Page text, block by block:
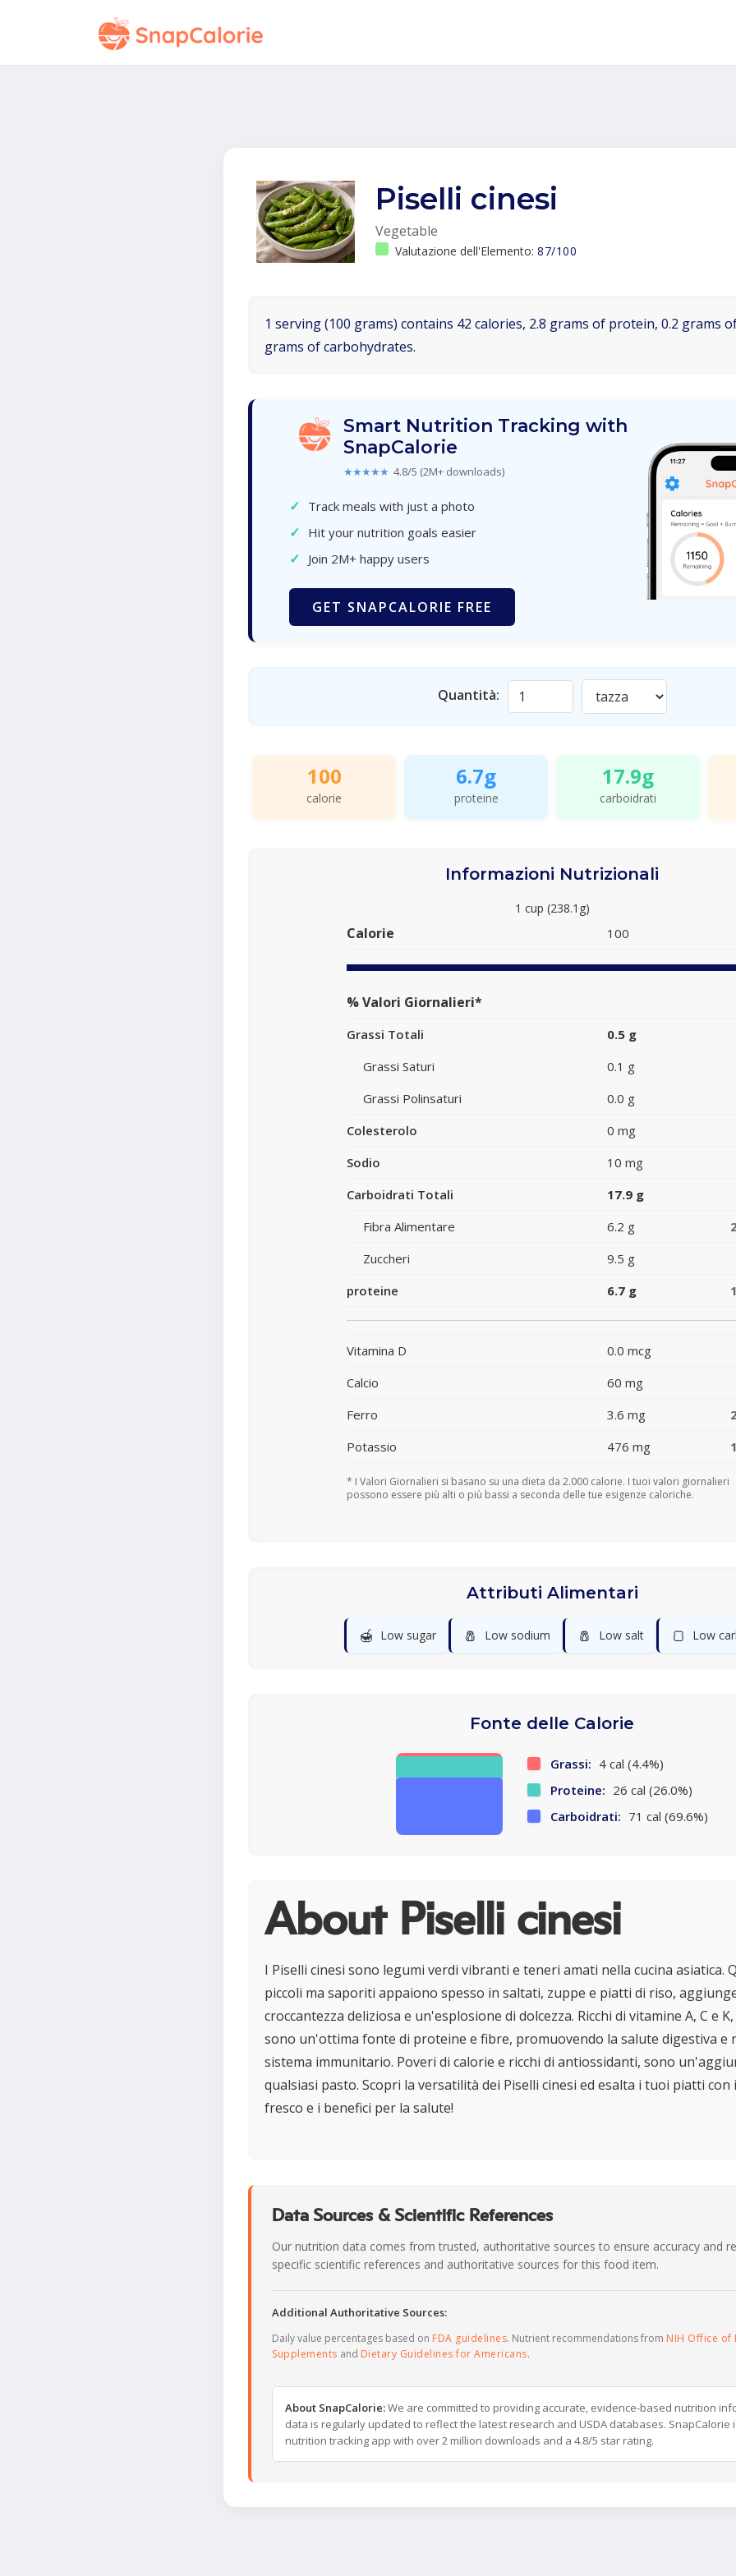
Piselli cinesi
Vegetable
Valutazione dell'Elemento: 87/100
1 serving (100 grams) contains 42 calories, 2.8 grams of protein, 0.2 grams
grams of carbohydrates.
Smart Nutrition Tracking with
SnapCalorie
★★★★★ 4.8/5 (2M+ downloads)
✓ Track meals with just a photo
✓ Hit your nutrition goals easier
✓ Join 2M+ happy users
GET SNAPCALORIE FREE
Quantità:
100
calorie
6.7g
proteine
17.9g
carboidrati
Informazioni Nutrizionali
1 cup (238.1g)
Calorie 100
% Valori Giornalieri*
Grassi Totali
0.5 g
Grassi Saturi
0.1 g
Grassi Polinsaturi
0.0 g
Colesterolo
0 mg
Sodio
10 mg
Carboidrati Totali
17.9 g
Fibra Alimentare
6.2 g
Zuccheri
9.5 g
proteine
6.7 g
Vitamina D
0.0 mcg
Calcio
60 mg
Ferro
3.6 mg
Potassio
476 mg
* I Valori Giornalieri si basano su una dieta da 2.000 calorie. I tuoi valori giornalieri
possono essere più alti o più bassi a seconda delle tue esigenze caloriche.
Attributi Alimentari
🍯 Low sugar 🧂 Low sodium 🧂 Low salt 🍞 Low
Fonte delle Calorie
Grassi: 4 cal (4.4%)
Proteine: 26 cal (26.0%)
Carboidrati: 71 cal (69.6%)
About Piselli cinesi
I Piselli cinesi sono legumi verdi vibranti e teneri amati nella cucina asiatica.
piccoli ma saporiti appaiono spesso in saltati, zuppe e piatti di riso,
croccantezza deliziosa e un'esplosione di dolcezza. Ricchi di vitamine A, C e
sono un'ottima fonte di proteine e fibre, promuovendo la salute digestiva e
sistema immunitario. Poveri di calorie e ricchi di antiossidanti, sono
qualsiasi pasto. Scopri la versatilità dei Piselli cinesi ed esalta i tuoi piatti
fresco e i benefici per la salute!
Data Sources & Scientific References
Our nutrition data comes from trusted, authoritative sources to ensure accuracy and
specific scientific references and authoritative sources for this food item.
Additional Authoritative Sources:
Daily value percentages based on FDA guidelines. Nutrient recommendations from NIH Office of
Supplements and Dietary Guidelines for Americans.
About SnapCalorie:We are committed to providing accurate, evidence-based nutrition
data is regularly updated to reflect the latest research and USDA databases. SnapCalorie
nutrition tracking app with over 2 million downloads and a 4.8/5 star rating.